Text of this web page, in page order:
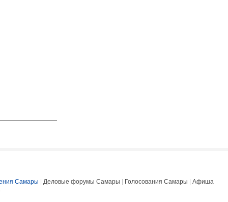
Самары Деловые форумы Самары Голосования Самары
Афиша